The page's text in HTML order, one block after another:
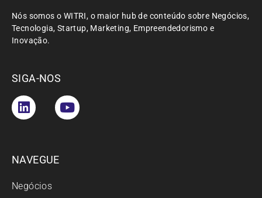
Nós somos o WITRI, o maior hub de conteúdo sobre Negócios,
Tecnologia, Startup, Marketing, Empreendedorismo e
Inovação.
SIGA-NOS
NAVEGUE
Negócios